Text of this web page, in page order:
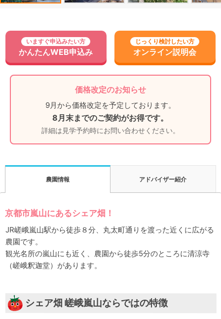
いますぐ申込みたい方
かんたんWEB申込み
じっくり検討したい方
オンライン説明会
価格改定のお知らせ
9月から価格改定を予定しております。
8月末までのご契約がお得です。
詳細は見学予約時にお問い合わせください。
農園情報 アドバイザー紹介
京都市嵐山にあるシェア畑！
JR嵯峨嵐山駅から徒歩８分、丸太町通りを渡った近くに広がる
農園です。
観光名所の嵐山にも近く、農園から徒歩5分のところに清涼寺
（嵯峨釈迦堂）があります。
シェア畑 嵯峨嵐山ならではの特徴